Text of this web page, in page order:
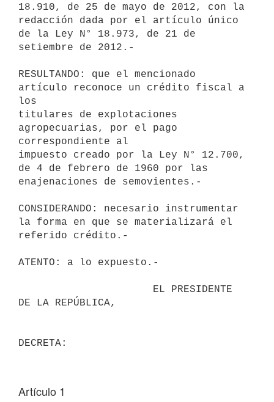
18.910, de 25 de mayo de 2012, con la
redacción dada por el artículo único
de la Ley N° 18.973, de 21 de
setiembre de 2012.-
RESULTANDO: que el mencionado
artículo reconoce un crédito fiscal a
los
titulares de explotaciones
agropecuarias, por el pago
correspondiente al
impuesto creado por la Ley N° 12.700,
de 4 de febrero de 1960 por las
enajenaciones de semovientes.-
CONSIDERANDO: necesario instrumentar
la forma en que se materializará el
referido crédito.-
ATENTO: a lo expuesto.-
DE LA REPÚBLICA,
Artículo 1